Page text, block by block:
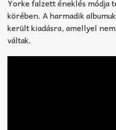
Yorke falzett éneklés módja
körében. A harmadik
került kiadásra, amellyel
váltak.